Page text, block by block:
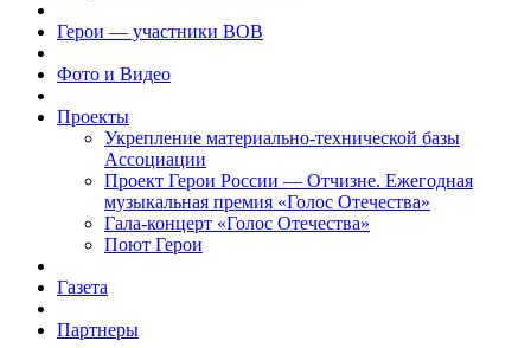
Герои — участники ВОВ
Фото и Видео
Проекты
Укрепление материально-технической базы
Ассоциации
Проект Герои России — Отчизне. Ежегодная
музыкальная премия «Голос Отечества»
Гала-концерт «Голос Отечества»
Поют Герои
Газета
Партнеры